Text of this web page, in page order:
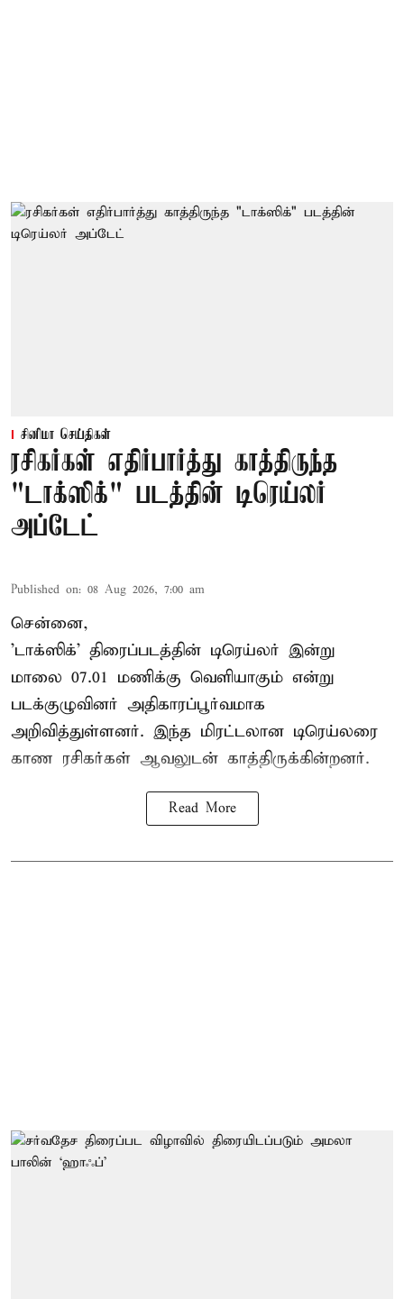
சினிமா செய்திகள்
ரசிகர்கள் எதிர்பார்த்து காத்திருந்த
"டாக்ஸிக்" படத்தின் டிரெய்லர்
அப்டேட்
Published on: 08 Aug 2026, 7:00 am
சென்னை,
'டாக்ஸிக்' திரைப்படத்தின் டிரெய்லர் இன்று
மாலை 07.01 மணிக்கு வெளியாகும் என்று
படக்குழுவினர் அதிகாரப்பூர்வமாக
அறிவித்துள்ளனர். இந்த மிரட்டலான டிரெய்லரை
காண ரசிகர்கள் ஆவலுடன் காத்திருக்கின்றனர்.
Read More